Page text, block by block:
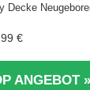
€
ANGEBOT »